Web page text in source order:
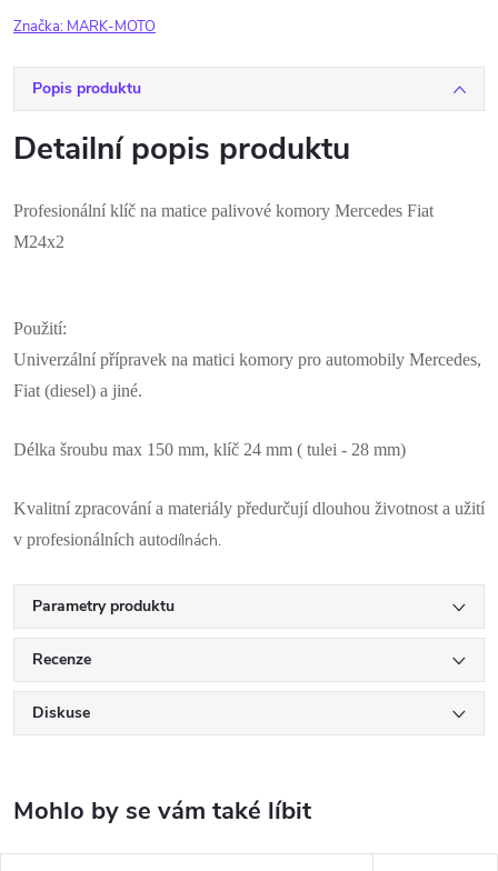
Značka: MARK-MOTO
Popis produktu
Detailní popis produktu
Profesionální klíč na matice palivové komory Mercedes Fiat
M24x2
Použití:
Univerzální přípravek na matici komory pro automobily Mercedes,
Fiat (diesel) a jiné.
Délka šroubu max 150 mm, klíč 24 mm ( tulei - 28 mm)
Kvalitní zpracování a materiály předurčují dlouhou životnost a užití
v profesionálních autodílnách.
Parametry produktu
Recenze
Diskuse